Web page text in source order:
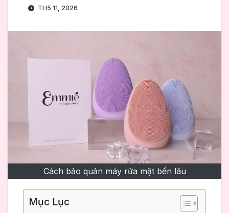
TH5 11, 2026
Cách bảo quản máy rửa mặt bền lâu
Mục Lục